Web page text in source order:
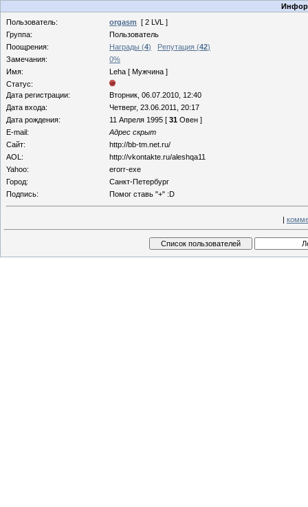
Пользователь:
orgasm [ 2 LVL ]
Группа:
Пользователь
Поощрения:
Награды (4) Репутация (42)
Замечания:
0%
Имя:
Leha [ Мужчина ]
Статус:
Дата регистрации:
Вторник, 06.07.2010, 12:40
Дата входа:
Четверг, 23.06.2011, 20:17
Дата рождения:
11 Апреля 1995 [ 31 Овен ]
E-mail:
Адрес скрыт
Сайт:
http://bb-tm.net.ru/
AOL:
http://vkontakte.ru/aleshqa11
Yahoo:
erorr-exe
Город:
Санкт-Петербург
Подпись:
Помог ставь "+" :D
|